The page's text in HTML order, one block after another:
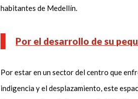
habitantes de Medellín.
Por el desarrollo de su
Por estar en un sector del centro que
indigencia y el desplazamiento, este